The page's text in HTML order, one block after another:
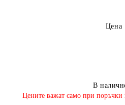
Цена
В
​Цените важат само при поръчки